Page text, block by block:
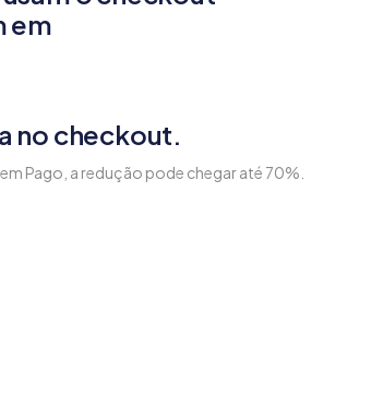
em
no checkout.
Pago, a redução pode chegar até 70%.